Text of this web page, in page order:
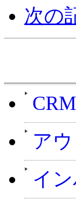
次の
ア
イ